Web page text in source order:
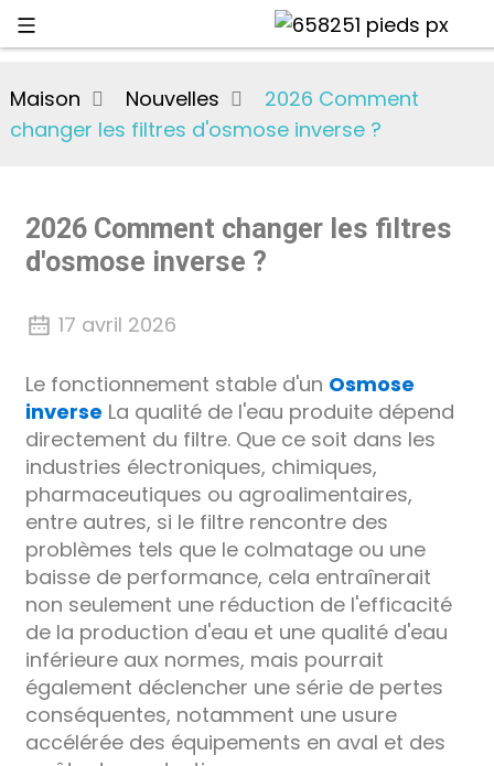
Maison Nouvelles
2026 Comment
changer les filtres d'osmose inverse ?
2026 Comment changer les filtres
d'osmose inverse ?
17 avril 2026
Le fonctionnement stable d'un Osmose
inverse La qualité de l'eau produite dépend
directement du filtre. Que ce soit dans les
industries électroniques, chimiques,
pharmaceutiques ou agroalimentaires,
entre autres, si le filtre rencontre des
problèmes tels que le colmatage ou une
baisse de performance, cela entraînerait
non seulement une réduction de l'efficacité
de la production d'eau et une qualité d'eau
inférieure aux normes, mais pourrait
également déclencher une série de pertes
conséquentes, notamment une usure
accélérée des équipements en aval et des